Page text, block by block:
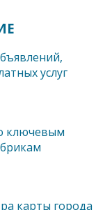
услуг
ключевым
карты города